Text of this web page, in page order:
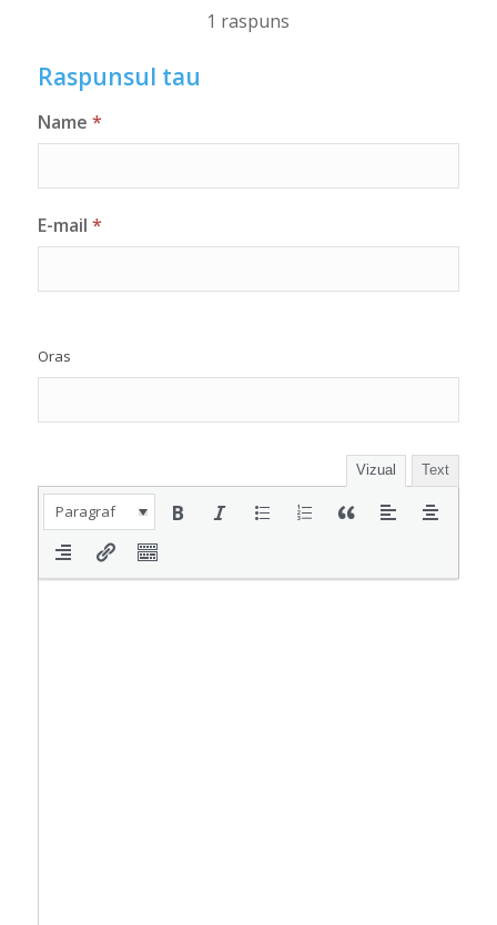
1 raspuns
Raspunsul tau
Name *
E-mail *
Oras
Vizual Text
Paragraf